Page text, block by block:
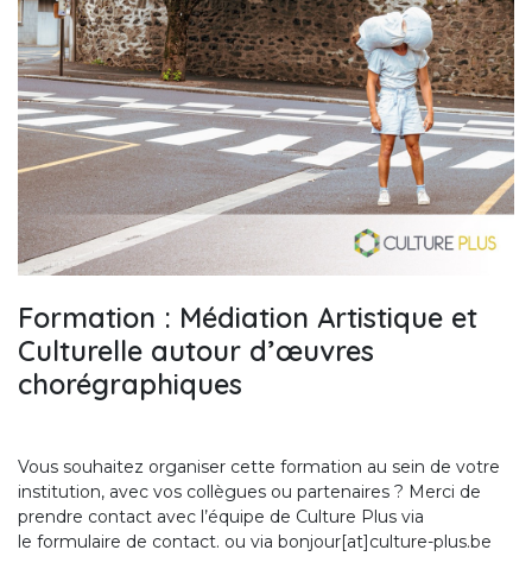
Formation : Médiation Artistique et
Culturelle autour d’œuvres
chorégraphiques
Vous souhaitez organiser cette formation au sein de votre
institution, avec vos collègues ou partenaires ? Merci de
prendre contact avec l’équipe de Culture Plus via
le formulaire de contact. ou via bonjour[at]culture-plus.be